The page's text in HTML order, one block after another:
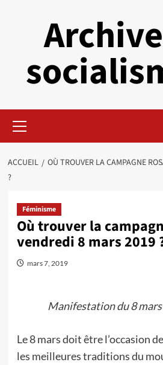
principal
ACCUEIL
OÙ TROUVER LA CAMPAGNE
?
Féminisme
Où trouver la
vendredi 8 mars 2019
mars 7, 2019
Manifestation du 8 mars
Le 8 mars doit être l’occasion
les meilleures traditions du